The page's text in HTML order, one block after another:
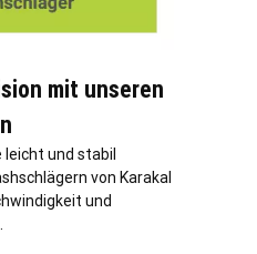
mit unseren
leicht und stabil
von Karakal
und